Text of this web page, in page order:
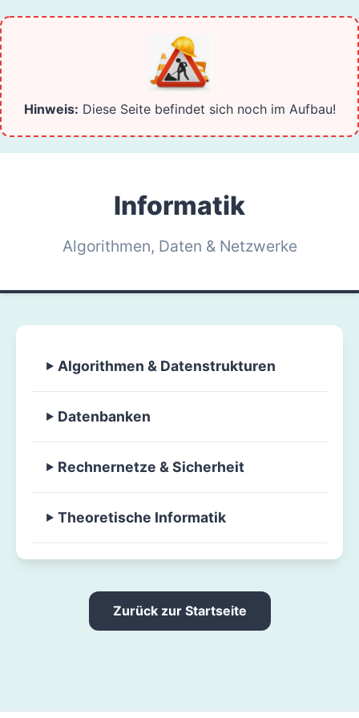
Hinweis: Diese Seite befindet sich noch im Aufbau!
Informatik
Algorithmen, Daten & Netzwerke
Algorithmen & Datenstrukturen
Datenbanken
Rechnernetze & Sicherheit
Theoretische Informatik
Zurück zur Startseite